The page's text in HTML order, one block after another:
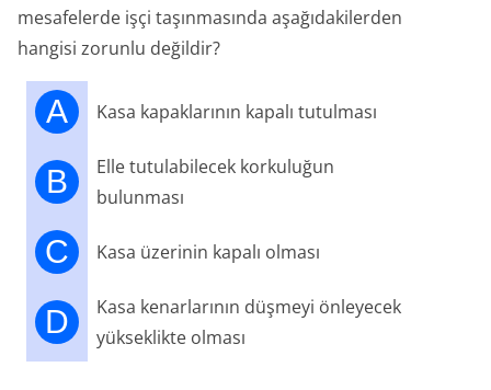
mesafelerde işçi taşınmasında aşağıdakilerden
hangisi zorunlu değildir?
A Kasa kapaklarının kapalı tutulması
B
Elle tutulabilecek korkuluğun
bulunması
C Kasa üzerinin kapalı olması
D
Kasa kenarlarının düşmeyi önleyecek
yükseklikte olması